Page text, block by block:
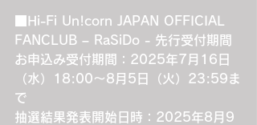
■Hi-Fi Un!corn JAPAN OFFICIAL
FANCLUB – RaSiDo - 先行受付期間
お申込み受付期間：2025年7月16日
（水）18:00～8月5日（火）23:59ま
で
抽選結果発表開始日時：2025年8月9